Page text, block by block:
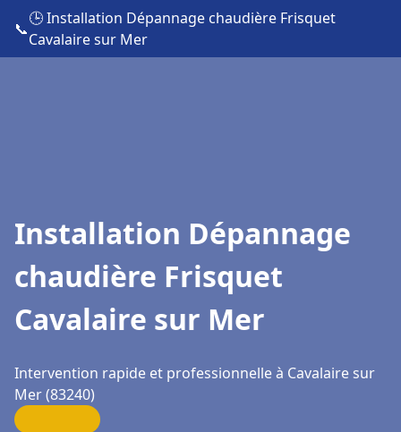
📞
🕒 Installation Dépannage chaudière Frisquet
Cavalaire sur Mer
Installation Dépannage
chaudière Frisquet
Cavalaire sur Mer
Intervention rapide et professionnelle à Cavalaire sur
Mer (83240)